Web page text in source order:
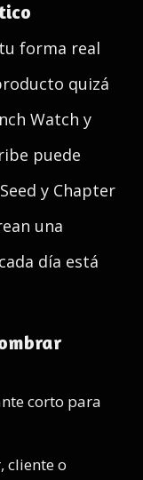
forma real
quizá
Watch y
puede
y Chapter
una
día está
corto para
cliente o